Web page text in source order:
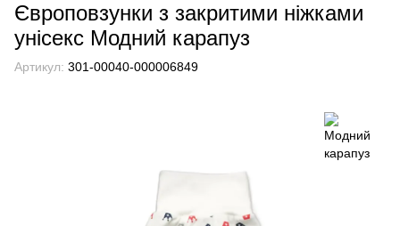
Європовзунки з закритими ніжками
унісекс Модний карапуз
Артикул: 301-00040-000006849